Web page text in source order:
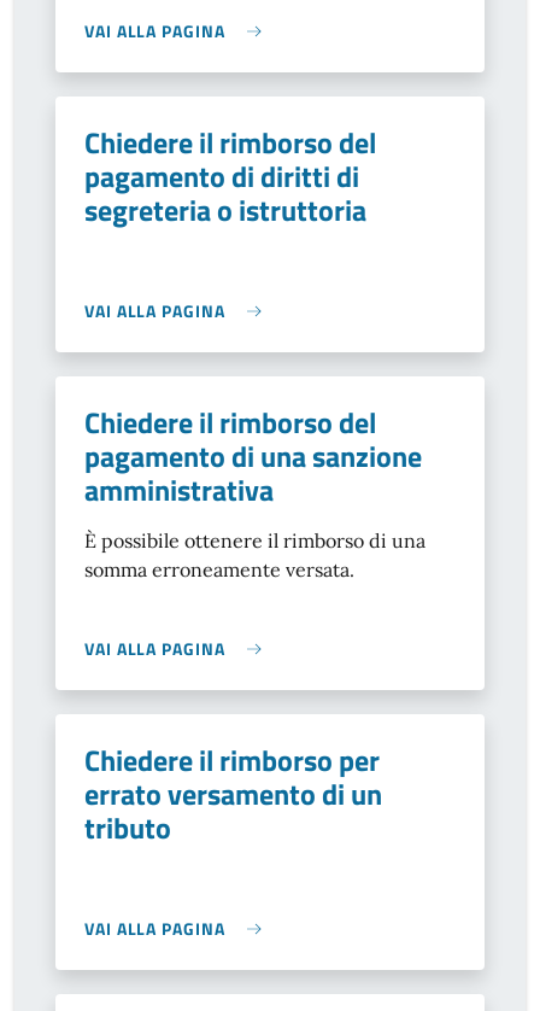
VAI ALLA PAGINA
Chiedere il rimborso del
pagamento di diritti di
segreteria o istruttoria
VAI ALLA PAGINA
Chiedere il rimborso del
pagamento di una sanzione
amministrativa
È possibile ottenere il rimborso di una
somma erroneamente versata.
VAI ALLA PAGINA
Chiedere il rimborso per
errato versamento di un
tributo
VAI ALLA PAGINA